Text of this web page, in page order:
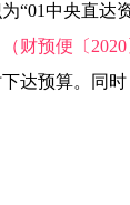
“01中央直
财预便〔2020
达预算。同